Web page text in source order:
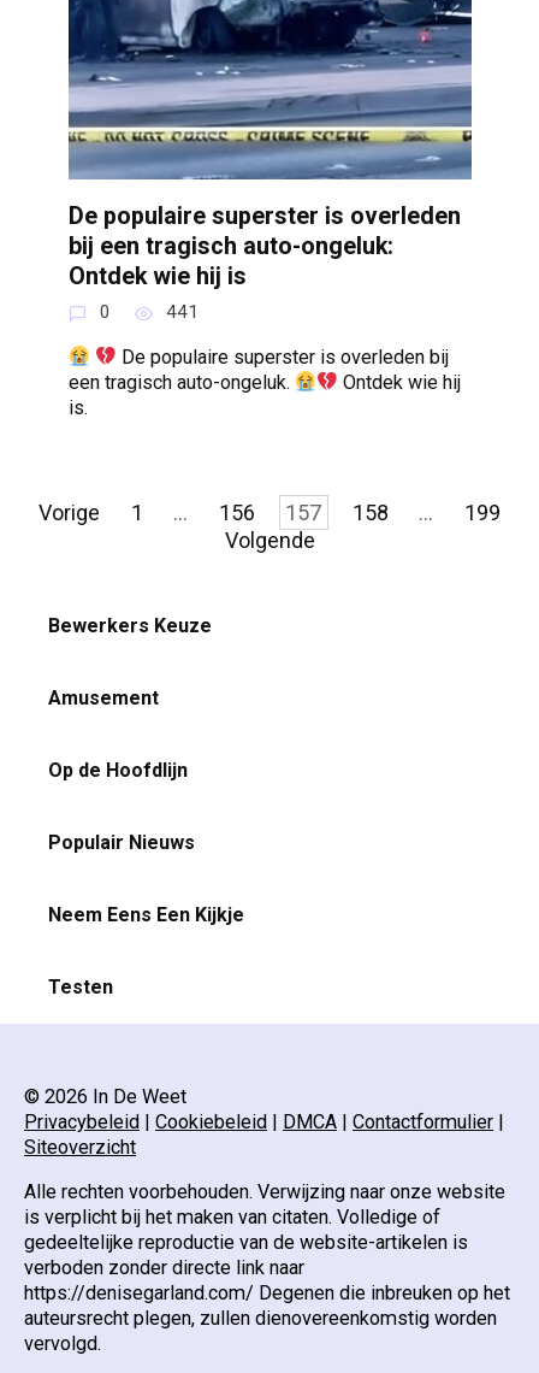
De populaire superster is overleden
bij een tragisch auto-ongeluk:
Ontdek wie hij is
0 441
De populaire superster is overleden bij
een tragisch auto-ongeluk.
Ontdek wie hij
is.
Berichten
Vorige 1 … 156 157 158 …
199
Volgende
Bewerkers Keuze
Amusement
Op de Hoofdlijn
Populair Nieuws
Neem Eens Een Kijkje
Testen
© 2026 In De Weet
Privacybeleid | Cookiebeleid | DMCA | Contactformulier |
Siteoverzicht
Alle rechten voorbehouden. Verwijzing naar onze website
is verplicht bij het maken van citaten. Volledige of
gedeeltelijke reproductie van de website-artikelen is
verboden zonder directe link naar
https://denisegarland.com/ Degenen die inbreuken op het
auteursrecht plegen, zullen dienovereenkomstig worden
vervolgd.